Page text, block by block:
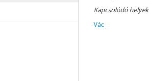
Kapcsolódó helyek
Vác